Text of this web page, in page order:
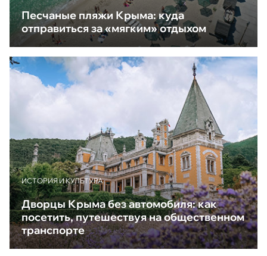
Песчаные пляжи Крыма: куда
отправиться за «мягким» отдыхом
ИСТОРИЯ И КУЛЬТУРА
Дворцы Крыма без автомобиля: как
посетить, путешествуя на общественном
транспорте